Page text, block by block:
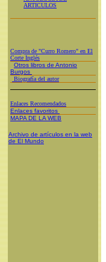
ARTICULOS
Compra de "Curro Romero" en El
Corte Inglés
Otros libros de Antonio
Burgos
Biografía del autor
Enlaces Recomendados
Enlaces favoritos
MAPA DE LA WEB
Archivo de artículos en la web
de El Mundo